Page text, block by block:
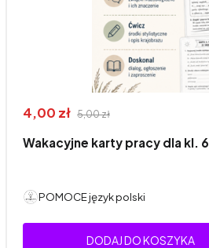
4,00 zł 5,00 zł
Wakacyjne karty pracy dla kl. 6
POMOCE język polski
DODAJ DO KOSZYKA